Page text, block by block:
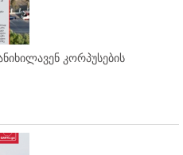
კორპუსების